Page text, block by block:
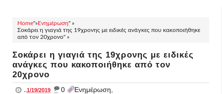
Home"»Ενημέρωση" »
Σοκάρει η γιαγιά της 19χρονης με ειδικές ανάγκες που κακοποιήθηκε
από τον 20χρονο" »
Σοκάρει η γιαγιά της 19χρονης με ειδικές
ανάγκες που κακοποιήθηκε από τον
20χρονο
..1/19/2019 _ 0 Ενημέρωση,